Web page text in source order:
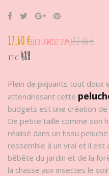
PartagerTweet Google+
17,60 € Économisez 20%22,00 €
TTC 48H
Plein de piquants tout doux
attendrissant cette
budgets est une création
De petite taille comme son
réalisé dans un tissu
ressemble à un vrai et il est
bêbête du jardin et de la
la chasse aux insectes le